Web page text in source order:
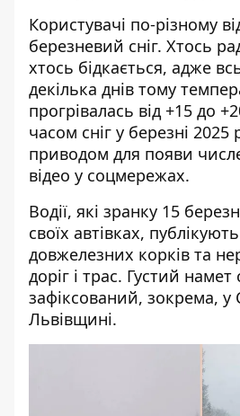
Користувачі по-різному
березневий сніг. Хтось
хтось бідкається, адже
декілька днів тому
прогрівалась від +15 до
часом сніг у березні 2025
приводом для появи
відео у соцмережах.
Водії, які зранку 15
своїх автівках,
довжелезних корків та
доріг і трас. Густий намет
зафіксований, зокрема, у
Львівщині.